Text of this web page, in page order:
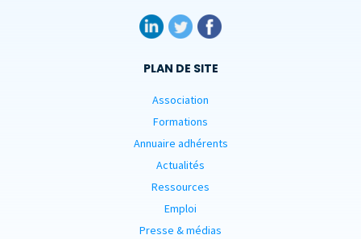
PLAN DE SITE
Association
Formations
Annuaire adhérents
Actualités
Ressources
Emploi
Presse & médias